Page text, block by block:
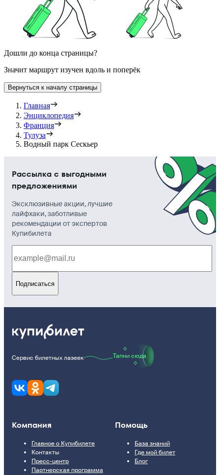
Дошли до конца страницы?
Значит маршрут изучен вдоль и поперёк
Вернуться к началу страницы
Главная
Энциклопедия
Франция
Тулуза
Водный парк Сескьер
Рассылка с выгодными
предложениями
Эксклюзивные акции, лучшие
лайфхаки, заботливые
рекомендации от экспертов
Купибилета
Подписаться
Сервис билетных лазеек Тапни сюда
Компания
Главное о Купибилете
Контакты
Пресс-центр
Партнерская программа
Помощь
База знаний
Где мой билет
Блог